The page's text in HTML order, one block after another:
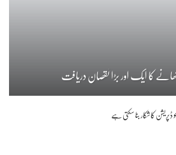
کھانے کا ایک اور بڑا نقصان دریافت
ڈپریشن کا شکار بنا سکتی ہے